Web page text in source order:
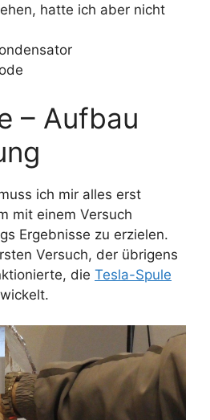
hatte ich aber nicht
– Aufbau
ich mir alles erst
mit einem Versuch
Ergebnisse zu erzielen.
Versuch, der übrigens
die Tesla-Spule